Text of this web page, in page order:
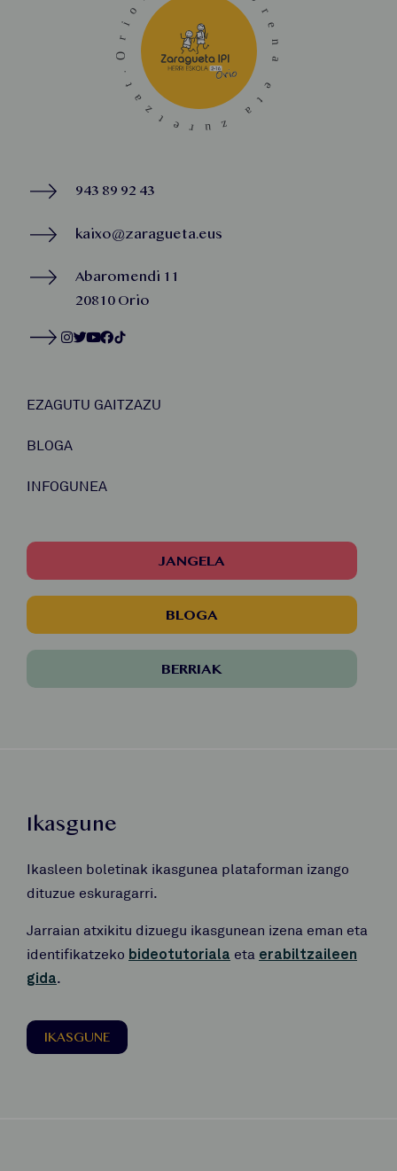
943 89 92 43
kaixo@zaragueta.eus
Abaromendi 11
20810 Orio
EZAGUTU GAITZAZU
BLOGA
INFOGUNEA
JANGELA
BLOGA
BERRIAK
Ikasgune
Ikasleen boletinak ikasgunea plataforman izango
dituzue eskuragarri.
Jarraian atxikitu dizuegu ikasgunean izena eman eta
identifikatzeko bideotutoriala eta erabiltzaileen
gida.
IKASGUNE